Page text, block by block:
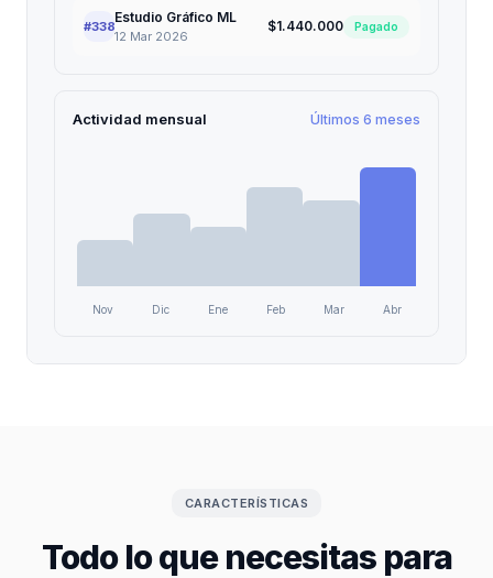
#338
Estudio Gráfico ML
12 Mar 2026
$1.440.000 Pagado
Actividad mensual Últimos 6 meses
Nov Dic Ene Feb Mar Abr
CARACTERÍSTICAS
Todo lo que necesitas para